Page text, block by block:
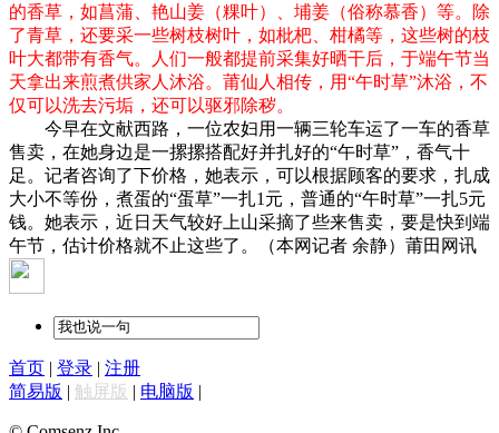
的香草，如菖蒲、艳山姜（粿叶）、埔姜（俗称慕香）等。除
了青草，还要采一些树枝树叶，如枇杷、柑橘等，这些树的枝
叶大都带有香气。人们一般都提前采集好晒干后，于端午节当
天拿出来煎煮供家人沐浴。莆仙人相传，用“午时草”沐浴，不
仅可以洗去污垢，还可以驱邪除秽。
今早在文献西路，一位农妇用一辆三轮车运了一车的香草
售卖，在她身边是一摞摞搭配好并扎好的“午时草”，香气十
足。记者咨询了下价格，她表示，可以根据顾客的要求，扎成
大小不等份，煮蛋的“蛋草”一扎1元，普通的“午时草”一扎5元
钱。她表示，近日天气较好上山采摘了些来售卖，要是快到端
午节，估计价格就不止这些了。（本网记者 余静）莆田网讯
首页 | 登录 | 注册
简易版 | 触屏版 | 电脑版 |